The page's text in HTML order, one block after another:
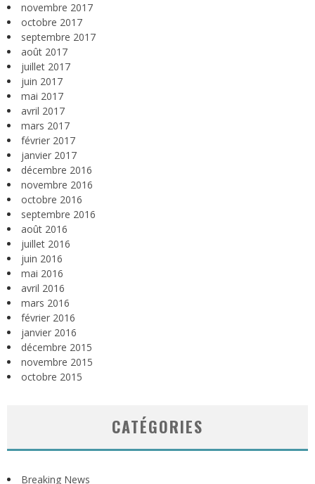
novembre 2017
octobre 2017
septembre 2017
août 2017
juillet 2017
juin 2017
mai 2017
avril 2017
mars 2017
février 2017
janvier 2017
décembre 2016
novembre 2016
octobre 2016
septembre 2016
août 2016
juillet 2016
juin 2016
mai 2016
avril 2016
mars 2016
février 2016
janvier 2016
décembre 2015
novembre 2015
octobre 2015
CATÉGORIES
Breaking News